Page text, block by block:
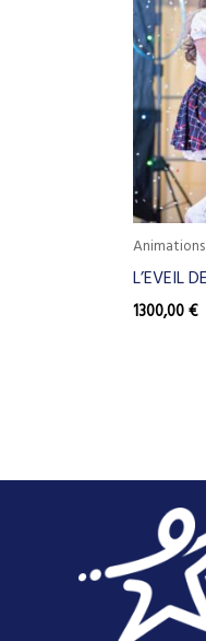
L’EVEIL
1300,00 €